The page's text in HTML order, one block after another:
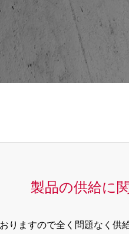
製品の供給に
ますので全く問題なく供